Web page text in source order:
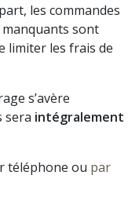
les commandes
sont
limiter les frais de
s’avère
sera intégralement
téléphone ou par